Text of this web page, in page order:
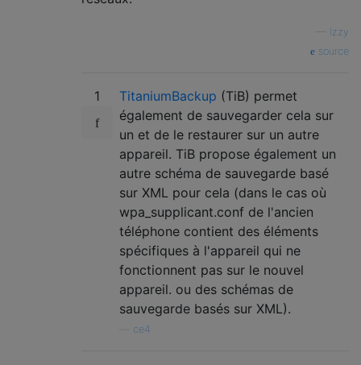
Izzy
source
1 TitaniumBackup (TiB) permet
également de sauvegarder cela sur
un et de le restaurer sur un autre
appareil. TiB propose également un
autre schéma de sauvegarde basé
sur XML pour cela (dans le cas où
wpa_supplicant.conf de l'ancien
téléphone contient des éléments
spécifiques à l'appareil qui ne
fonctionnent pas sur le nouvel
appareil. ou des schémas de
sauvegarde basés sur XML).
ce4